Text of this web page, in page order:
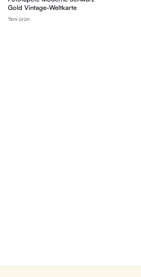
Gold Vintage-Weltkarte
Yeni ürün